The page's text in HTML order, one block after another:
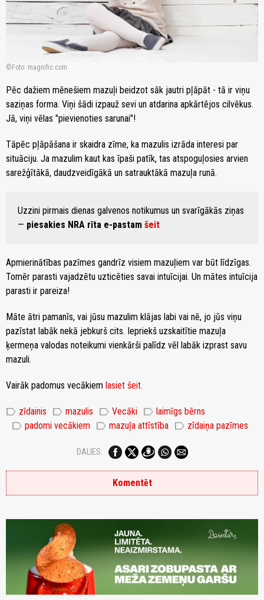
Foto: magnific.com
Pēc dažiem mēnešiem mazuļi beidzot sāk jautri pļāpāt - tā ir viņu
saziņas forma. Viņi šādi izpauž sevi un atdarina apkārtējos cilvēkus.
Jā, viņi vēlas "pievienoties sarunai"!
Tāpēc pļāpāšana ir skaidra zīme, ka mazulis izrāda interesi par
situāciju. Ja mazulim kaut kas īpaši patīk, tas atspoguļosies arvien
sarežģītākā, daudzveidīgākā un satrauktākā mazuļa runā.
Uzzini pirmais dienas galvenos notikumus un svarīgākās ziņas
— piesakies NRA rīta e-pastam šeit
Apmierinātības pazīmes gandrīz visiem mazuļiem var būt līdzīgas.
Tomēr parasti vajadzētu uzticēties savai intuīcijai. Un mātes intuīcija
parasti ir pareiza!
Māte ātri pamanīs, vai jūsu mazulim klājas labi vai nē, jo jūs viņu
pazīstat labāk nekā jebkurš cits. Iepriekš uzskaitītie mazuļa
ķermeņa valodas noteikumi vienkārši palīdz vēl labāk izprast savu
mazuli.
Vairāk padomus vecākiem lasiet šeit.
label zīdainis label mazulis label Vecāki label laimīgs bērns
label padomi vecākiem label mazuļa attīstība label zīdaiņa pazīmes
DALIES:
Komentēt